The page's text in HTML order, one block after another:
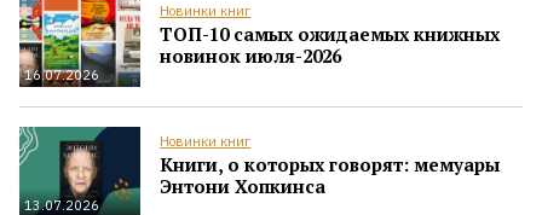
16.07.2026
Новинки книг
ТОП-10 самых ожидаемых книжных
новинок июля-2026
13.07.2026
Новинки книг
Книги, о которых говорят: мемуары
Энтони Хопкинса